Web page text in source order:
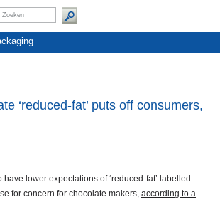
‘reduced-fat’ puts off consumers,
lower expectations of ‘reduced-fat’ labelled
for concern for chocolate makers, according to a